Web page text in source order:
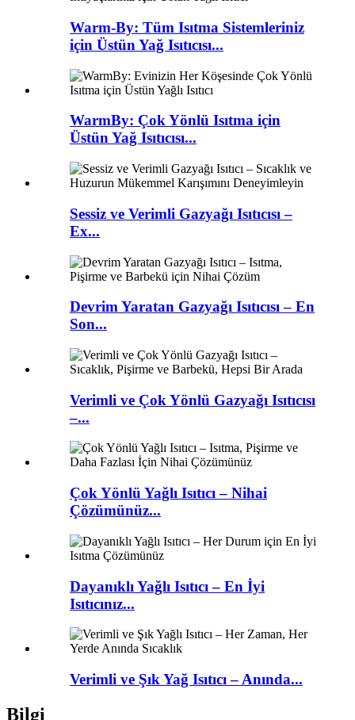
Warm-By: Tüm Isıtma Sistemleriniz
için Üstün Yağ Isıtıcısı...
WarmBy: Çok Yönlü Isıtma için
Üstün Yağ Isıtıcısı...
Sessiz ve Verimli Gazyağı Isıtıcısı –
Ex...
Devrim Yaratan Gazyağı Isıtıcısı – En
Son...
Verimli ve Çok Yönlü Gazyağı Isıtıcısı
–...
Çok Yönlü Yağlı Isıtıcı – Nihai
Çözümünüz...
Dayanıklı Yağlı Isıtıcı – En İyi
Isıtıcınız...
Verimli ve Şık Yağ Isıtıcı – Anında...
Bilgi